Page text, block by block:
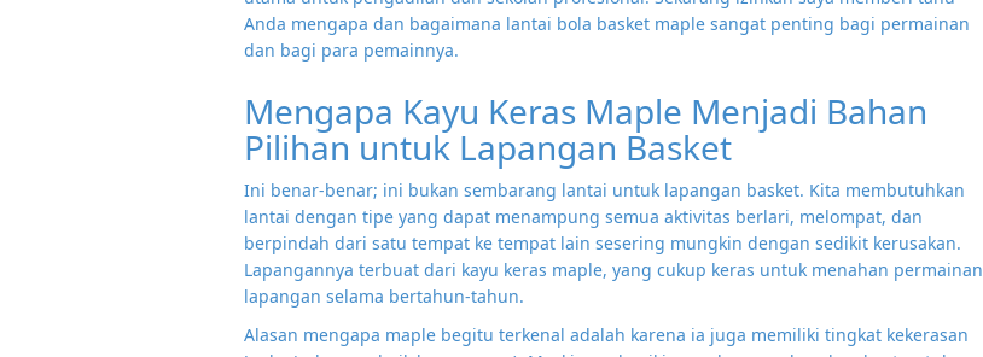
Anda mengapa dan bagaimana lantai bola basket maple sangat penting bagi permainan
dan bagi para pemainnya.
Mengapa Kayu Keras Maple Menjadi Bahan
Pilihan untuk Lapangan Basket
Ini benar-benar; ini bukan sembarang lantai untuk lapangan basket. Kita membutuhkan
lantai dengan tipe yang dapat menampung semua aktivitas berlari, melompat, dan
berpindah dari satu tempat ke tempat lain sesering mungkin dengan sedikit kerusakan.
Lapangannya terbuat dari kayu keras maple, yang cukup keras untuk menahan permainan
lapangan selama bertahun-tahun.
Alasan mengapa maple begitu terkenal adalah karena ia juga memiliki tingkat kekerasan